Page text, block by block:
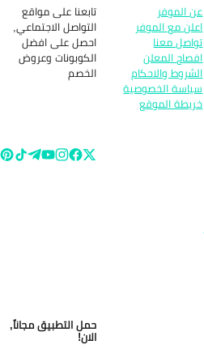
عن الموفر
اعلن مع الموفر
تواصل معنا
افصاح المعلن
الشروط والاحكام
سياسة الخصوصية
خريطة الموقع
تابعنا على مواقع
التواصل الاجتماعي,
احصل على افضل
الكوبونات وعروض
الخصم
حمل التطبيق مجاناً,
الان!